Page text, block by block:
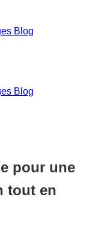
Blog
Blog
pour une
tout en